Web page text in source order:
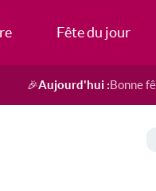
Fête du jour
🎉Aujourd'hui :Bonne